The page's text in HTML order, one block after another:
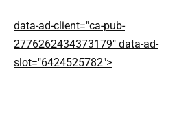
data-ad-client="ca-pub-
2776262434373179" data-ad-
slot="6424525782">